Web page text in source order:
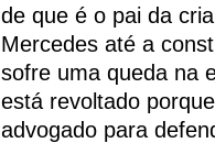
de que é o pai da
Mercedes até a
sofre uma queda na
está revoltado
advogado para